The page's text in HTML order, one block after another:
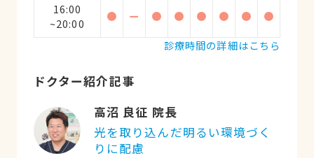
16:00
~20:00
● ー ● ● ● ● ●
●
診療時間の詳細はこちら
ドクター紹介記事
高沼 良征 院長
光を取り込んだ明るい環境づく
りに配慮